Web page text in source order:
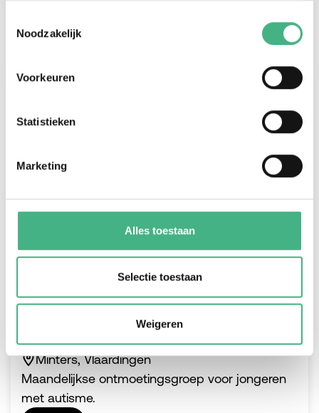
Noodzakelijk
Voorkeuren
Statistieken
Marketing
Alles toestaan
Selectie toestaan
Weigeren
Bekijk
Ontmoetingsgroep jongeren (16-
23 jaar) met autisme
di 15 december 2026-19:00-20:30
Minters, Vlaardingen
Maandelijkse ontmoetingsgroep voor jongeren
met autisme.
#volwassenen